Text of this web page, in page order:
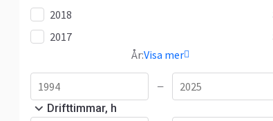
2018
2017
År:Visa mer
—
Drifttimmar, h